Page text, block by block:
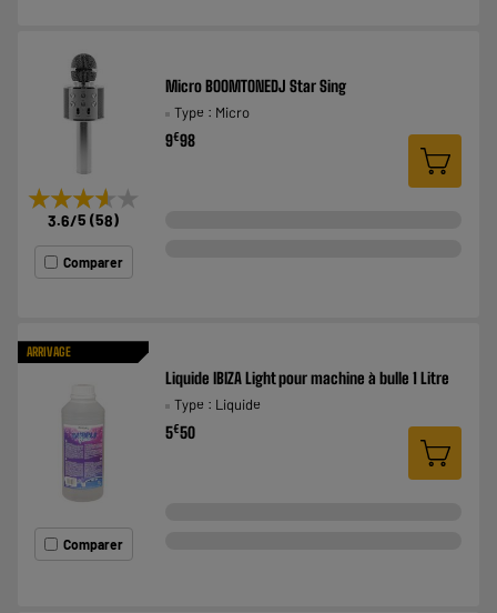
★★★★★
★★★★★
3.6/5 (58)
Comparer
Micro BOOMTONEDJ Star Sing
Type : Micro
9€98
ARRIVAGE
Comparer
Liquide IBIZA Light pour machine à bulle 1 Litre
Type : Liquide
5€50